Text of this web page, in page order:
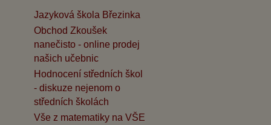
Jazyková škola Březinka
Obchod Zkoušek
nanečisto - online prodej
našich učebnic
Hodnocení středních škol
- diskuze nejenom o
středních školách
Vše z matematiky na VŠE